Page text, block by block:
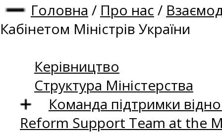
Головна / Про нас /
Кабінетом Міністрів України
Керівництво
Структура Міністерства
Команда підтримки
Reform Support Team at the